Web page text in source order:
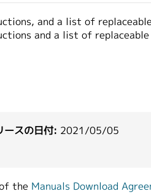
and a list of
and a list of
ースの日付: 2021/05/05
the Manuals Download